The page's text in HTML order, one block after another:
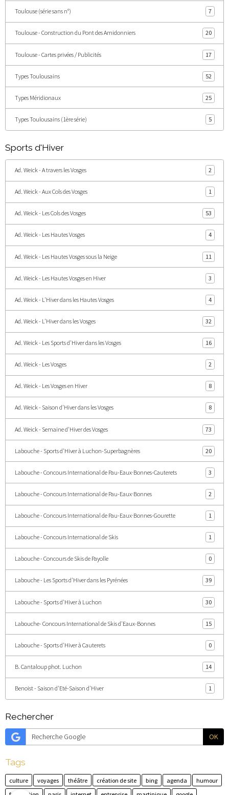
Toulouse (série sans n°) 7
Toulouse - Construction du Pont des Amidonniers 20
Toulouse - Cartes privées / Publicités 17
Types Toulousains 52
Types Méridionaux 25
Types Toulousains (1ère série) 5
Sports d'Hiver
Ad. Weick - A travers les Vosges 2
Ad. Weick - Aux Cols des Vosges 1
Ad. Weick - Les Cols des Vosges 53
Ad. Weick - Les Hautes Vosges 4
Ad. Weick - Les Hautes Vosges sous la Neige 11
Ad. Weick - Les Hautes Vosges en Hiver 3
Ad. Weick - L'Hiver dans les Hautes Vosges 4
Ad. Weick - L'Hiver dans les Vosges 32
Ad. Weick - Les Sports d'Hiver dans les Vosges 16
Ad. Weick - Les Vosges 2
Ad. Weick - Les Vosges en Hiver 8
Ad. Weick - Saison d'Hiver dans les Vosges 8
Ad. Weick - Semaine d'Hiver des Vosges 73
Labouche - Sports d'Hiver à Luchon-Superbagnères 20
Labouche - Concours International de Pau-Eaux·Bonnes-Cauterets 3
Labouche - Concours International de Pau-Eaux·Bonnes 2
Labouche - Concours International de Pau-Eaux·Bonnes-Gourette 1
Labouche - Concours International de Skis 1
Labouche - Concours de Skis de Payolle 0
Labouche - Les Sports d'Hiver dans les Pyrénées 39
Labouche - Sports d'Hiver à Luchon 30
Labouche- Concours International de Skis d'Eaux-Bonnes 15
Labouche - Sports d'Hiver à Cauterets 0
B. Cantaloup phot. Luchon 14
Benoist - Saison d'Eté-Saison d'Hiver 1
Rechercher
OK
Tags
culture voyages théâtre création de site bing agenda
humour